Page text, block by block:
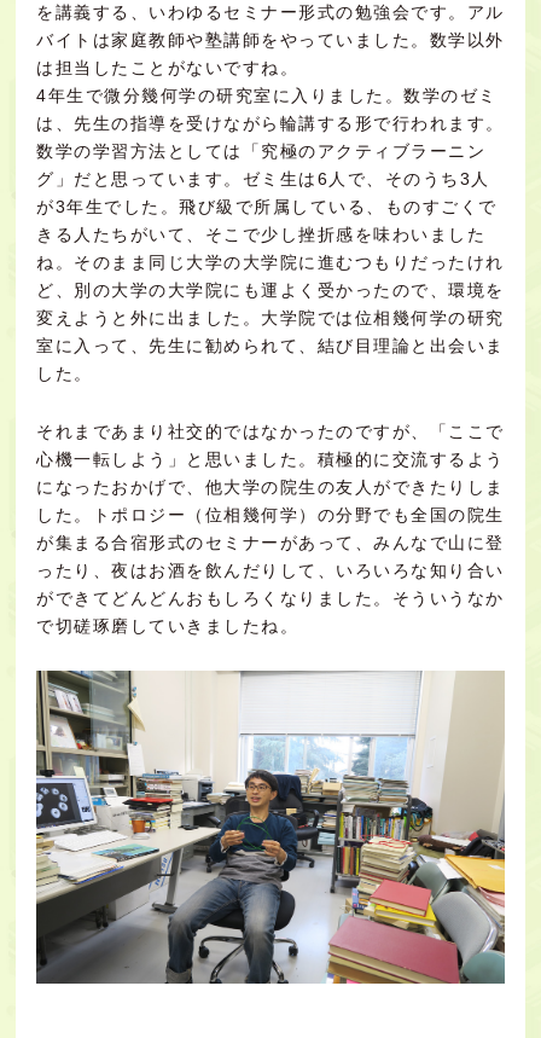
を講義する、いわゆるセミナー形式の勉強会です。アル
バイトは家庭教師や塾講師をやっていました。数学以外
は担当したことがないですね。
4年生で微分幾何学の研究室に入りました。数学のゼミ
は、先生の指導を受けながら輪講する形で行われます。
数学の学習方法としては「究極のアクティブラーニン
グ」だと思っています。ゼミ生は6人で、そのうち3人
が3年生でした。飛び級で所属している、ものすごくで
きる人たちがいて、そこで少し挫折感を味わいました
ね。そのまま同じ大学の大学院に進むつもりだったけれ
ど、別の大学の大学院にも運よく受かったので、環境を
変えようと外に出ました。大学院では位相幾何学の研究
室に入って、先生に勧められて、結び目理論と出会いま
した。
それまであまり社交的ではなかったのですが、「ここで
心機一転しよう」と思いました。積極的に交流するよう
になったおかげで、他大学の院生の友人ができたりしま
した。トポロジー（位相幾何学）の分野でも全国の院生
が集まる合宿形式のセミナーがあって、みんなで山に登
ったり、夜はお酒を飲んだりして、いろいろな知り合い
ができてどんどんおもしろくなりました。そういうなか
で切磋琢磨していきましたね。